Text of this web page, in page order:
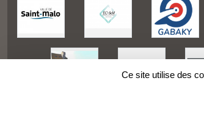
Ce site utilise des